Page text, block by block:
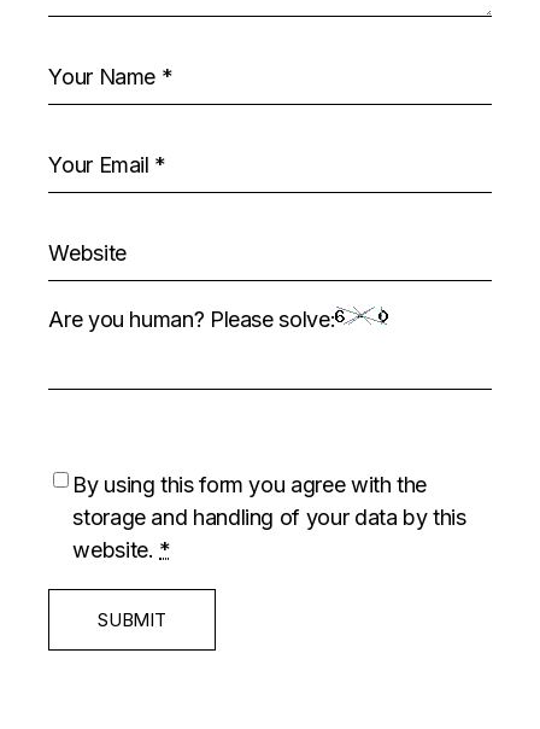
Are you human? Please solve:
By using this form you agree with the
storage and handling of your data by this
website. *
SUBMIT